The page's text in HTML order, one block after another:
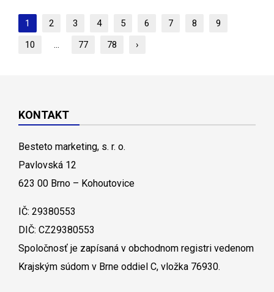
1 2 3 4 5 6 7 8
9
10
... 77 78 ›
KONTAKT
Besteto marketing, s. r. o.
Pavlovská 12
623 00 Brno – Kohoutovice
IČ: 29380553
DIČ: CZ29380553
Spoločnosť je zapísaná v obchodnom registri vedenom
Krajským súdom v Brne oddiel C, vložka 76930.